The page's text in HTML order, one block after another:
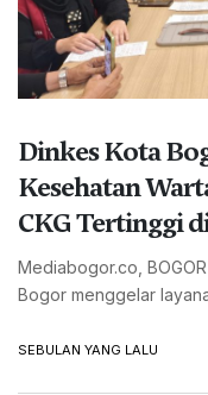
Dinkes Kota
Kesehatan
CKG Tertinggi
Mediabogor.co,
Bogor menggelar
SEBULAN YANG LALU